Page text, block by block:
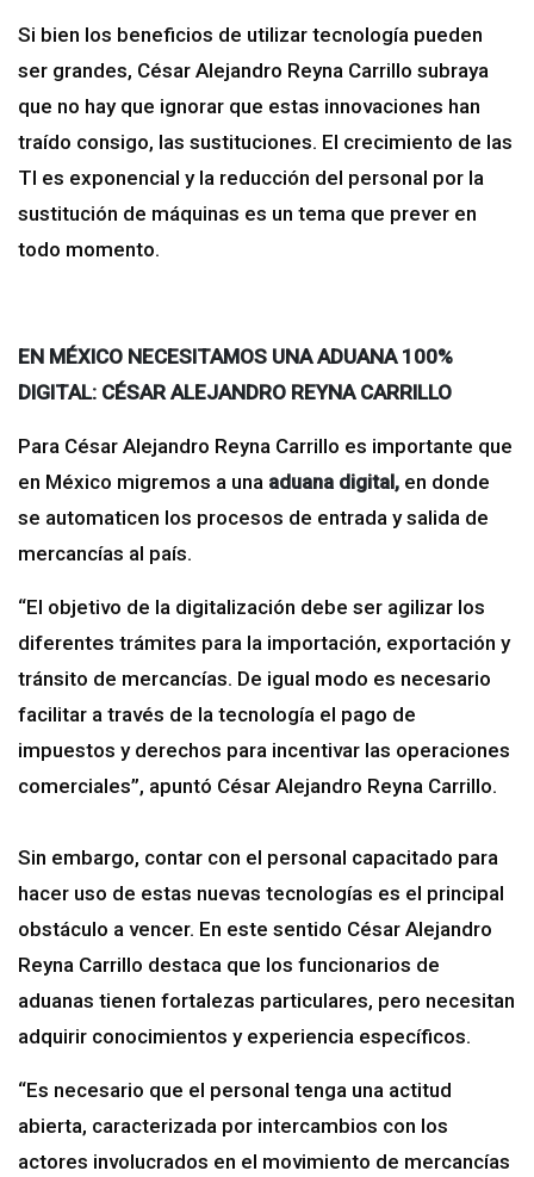
Si bien los beneficios de utilizar tecnología pueden
ser grandes, César Alejandro Reyna Carrillo subraya
que no hay que ignorar que estas innovaciones han
traído consigo, las sustituciones. El crecimiento de las
TI es exponencial y la reducción del personal por la
sustitución de máquinas es un tema que prever en
todo momento.
EN MÉXICO NECESITAMOS UNA ADUANA 100%
DIGITAL: CÉSAR ALEJANDRO REYNA CARRILLO
Para César Alejandro Reyna Carrillo es importante que
en México migremos a una aduana digital, en donde
se automaticen los procesos de entrada y salida de
mercancías al país.
“El objetivo de la digitalización debe ser agilizar los
diferentes trámites para la importación, exportación y
tránsito de mercancías. De igual modo es necesario
facilitar a través de la tecnología el pago de
impuestos y derechos para incentivar las operaciones
comerciales”, apuntó César Alejandro Reyna Carrillo.
Sin embargo, contar con el personal capacitado para
hacer uso de estas nuevas tecnologías es el principal
obstáculo a vencer. En este sentido César Alejandro
Reyna Carrillo destaca que los funcionarios de
aduanas tienen fortalezas particulares, pero necesitan
adquirir conocimientos y experiencia específicos.
“Es necesario que el personal tenga una actitud
abierta, caracterizada por intercambios con los
actores involucrados en el movimiento de mercancías